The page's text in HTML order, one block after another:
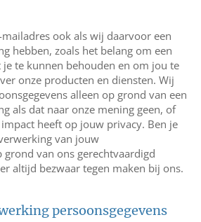
ook als wij daarvoor een
hebben, zoals het belang om een
te kunnen behouden en om jou te
onze producten en diensten. Wij
alleen op grond van een
als dat naar onze mening geen, of
heeft op jouw privacy. Ben je
van jouw
grond van ons gerechtvaardigd
altijd bezwaar tegen maken bij ons.
persoonsgegevens